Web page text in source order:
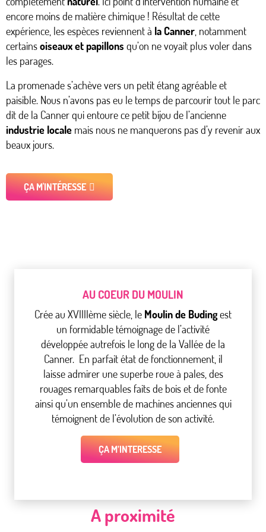
encore moins de matière chimique ! Résultat de cette
expérience, les espèces reviennent à la Canner , notamment
certainsoiseaux et papillons qu’on ne voyait plus voler dans
les parages.
La promenade s’achève vers un petit étang agréable et
paisible. Nous n’avons pas eu le temps de parcourir tout le parc
dit de la Canner qui entoure ce petit bijou de l’ancienne
industrie locale mais nous ne manquerons pas d’y revenir aux
beaux jours.
ÇA M'INTÉRESSE
AU COEUR DU MOULIN
Crée au XVIIIIème siècle, le Moulin de Budingest
un formidable témoignage de l’activité
développée autrefois le long de la Vallée de la
Canner. En parfait état de fonctionnement, il
laisse admirer une superbe roue à pales, des
rouages remarquables faits de bois et de fonte
ainsi qu’un ensemble de machines anciennes qui
témoignent de l’évolution de son activité.
ÇA M’INTERESSE
A proximité